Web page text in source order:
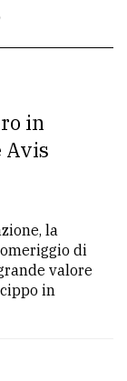
in
Avis
la
di
valore
in